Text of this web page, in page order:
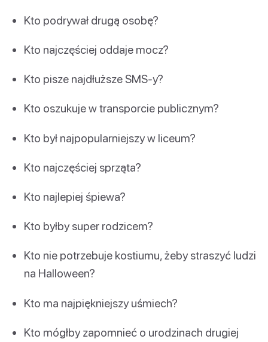
Kto podrywał drugą osobę?
Kto najczęściej oddaje mocz?
Kto pisze najdłuższe SMS-y?
Kto oszukuje w transporcie publicznym?
Kto był najpopularniejszy w liceum?
Kto najczęściej sprząta?
Kto najlepiej śpiewa?
Kto byłby super rodzicem?
Kto nie potrzebuje kostiumu, żeby straszyć ludzi
na Halloween?
Kto ma najpiękniejszy uśmiech?
Kto mógłby zapomnieć o urodzinach drugiej